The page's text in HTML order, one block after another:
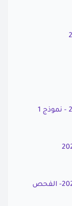
الفحص النظري التجريبي الفئة الثالثة - 2025- الفحص